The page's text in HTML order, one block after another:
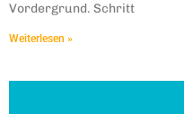
Vordergrund. Schritt
Weiterlesen »